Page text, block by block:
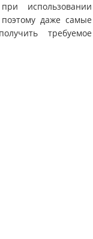
использовании
даже самые
требуемое